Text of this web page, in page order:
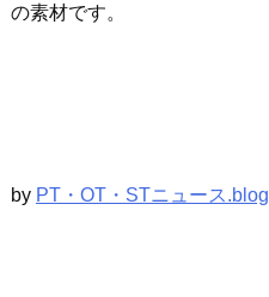
の素材です。
by PT・OT・STニュース.blog